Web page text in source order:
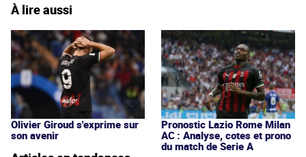
À lire aussi
Olivier Giroud s'exprime sur
son avenir
Pronostic Lazio Rome Milan
AC : Analyse, cotes et prono
du match de Serie A